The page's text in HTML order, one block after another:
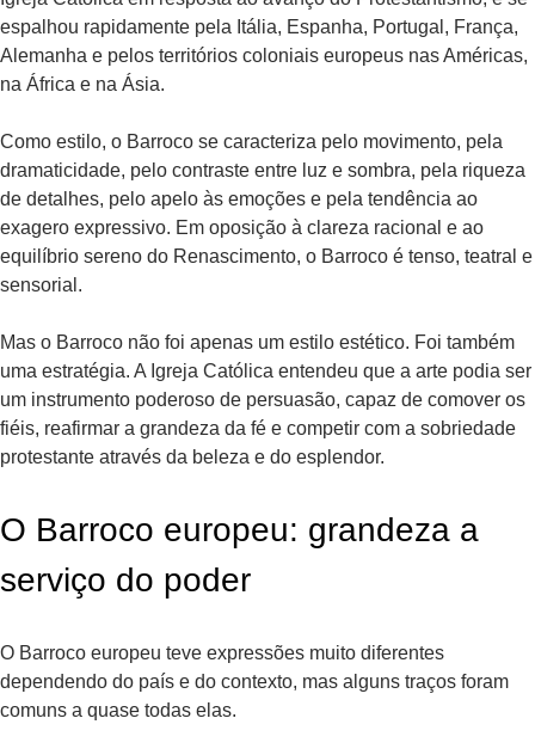
espalhou rapidamente pela Itália, Espanha, Portugal, França,
Alemanha e pelos territórios coloniais europeus nas Américas,
na África e na Ásia.
Como estilo, o Barroco se caracteriza pelo movimento, pela
dramaticidade, pelo contraste entre luz e sombra, pela riqueza
de detalhes, pelo apelo às emoções e pela tendência ao
exagero expressivo. Em oposição à clareza racional e ao
equilíbrio sereno do Renascimento, o Barroco é tenso, teatral e
sensorial.
Mas o Barroco não foi apenas um estilo estético. Foi também
uma estratégia. A Igreja Católica entendeu que a arte podia ser
um instrumento poderoso de persuasão, capaz de comover os
fiéis, reafirmar a grandeza da fé e competir com a sobriedade
protestante através da beleza e do esplendor.
O Barroco europeu: grandeza a
serviço do poder
O Barroco europeu teve expressões muito diferentes
dependendo do país e do contexto, mas alguns traços foram
comuns a quase todas elas.